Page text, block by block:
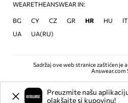
WEARETHEANSWEAR IN:
BG CY CZ GR HR HU IT
UA
UA(RU)
Sadržaj ove web stranice zaštićen je
Answear.com
Preuzmite našu
olakšajte si kupovinu!